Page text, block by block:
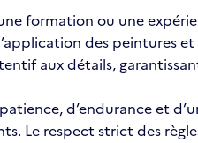
formation ou une
des peintures
aux détails,
d’endurance et
Le respect strict des